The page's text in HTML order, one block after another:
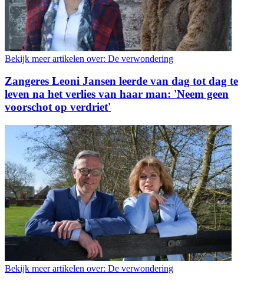
Bekijk meer artikelen over: De verwondering
Zangeres Leoni Jansen leerde van dag tot dag te
leven na het verlies van haar man: 'Neem geen
voorschot op verdriet'
Bekijk meer artikelen over: De verwondering